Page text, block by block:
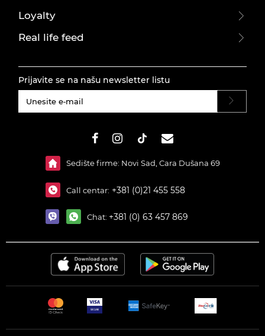
Loyalty
Real life feed
Prijavite se na našu newsletter listu
Sedište firme: Novi Sad, Cara Dušana 69
Call centar: +381 (0)21 455 558
Chat: +381 (0) 63 457 869